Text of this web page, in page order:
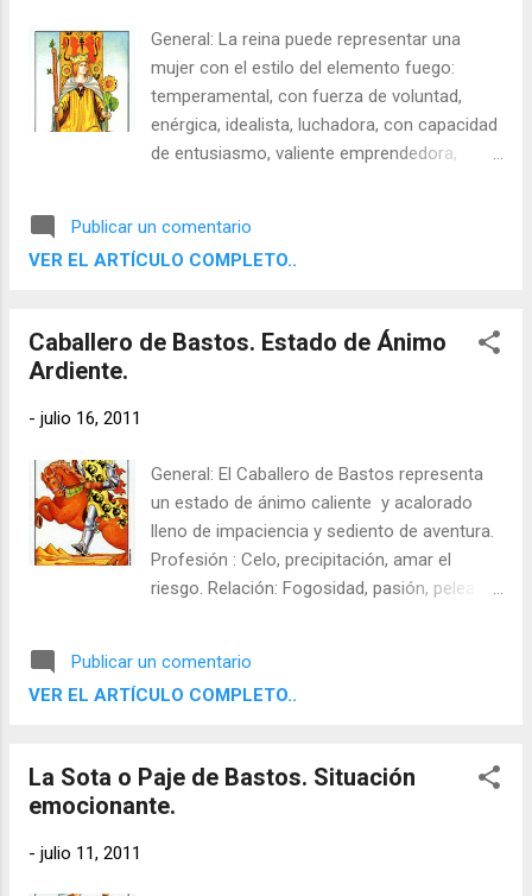
General: La reina puede representar una
mujer con el estilo del elemento fuego:
temperamental, con fuerza de voluntad,
enérgica, idealista, luchadora, con capacidad
de entusiasmo, valiente emprendedora,
Una mujer temperamental, apasionada,
orgullosa. Conciencia: Una mujer con fuerza
Realizarse a sí misma. Sombras: Reina del
drama, mujer de lujo, déspota. Invertida:
Publicar un comentario
VER EL ARTÍCULO COMPLETO..
Caballero de Bastos. Estado de Ánimo
Ardiente.
- julio 16, 2011
General: El Caballero de Bastos representa
un estado de ánimo caliente y acalorado
lleno de impaciencia y sediento de aventura.
Profesión : Celo, precipitación, amar el
riesgo. Relación: Fogosidad, pasión, peleas.
abundancia de vivencias. Sombras :
Situaciones peligrosas, infundir tranquilidad,
Publicar un comentario
VER EL ARTÍCULO COMPLETO..
La Sota o Paje de Bastos. Situación
emocionante.
- julio 11, 2011